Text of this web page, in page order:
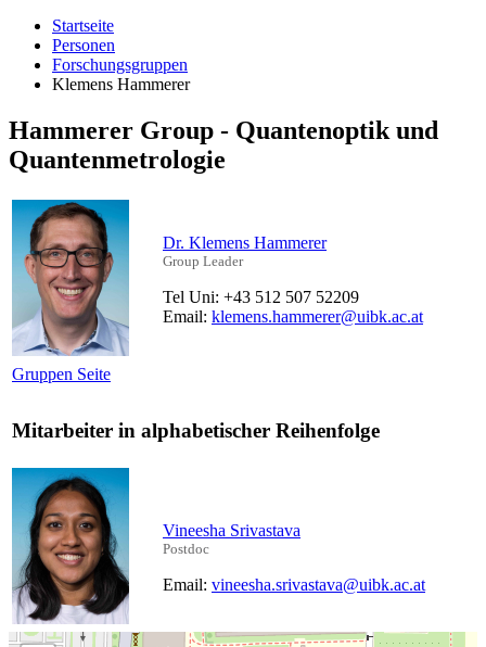
Startseite
Personen
Forschungsgruppen
Klemens Hammerer
Hammerer Group - Quantenoptik und
Quantenmetrologie
Dr. Klemens Hammerer
Group Leader
Tel Uni: +43 512 507 52209
Email: klemens.hammerer@uibk.ac.at
Gruppen Seite
Mitarbeiter in alphabetischer Reihenfolge
Vineesha Srivastava
Postdoc
Email: vineesha.srivastava@uibk.ac.at